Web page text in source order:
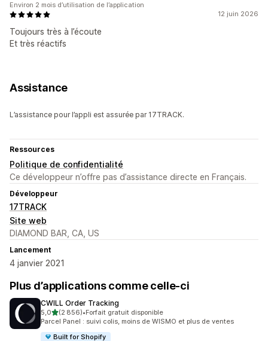
12 juin 2026
Toujours très à l’écoute
Et très réactifs
Environ 2 mois d’utilisation de l’application
Assistance
L’assistance pour l’appli est assurée par 17TRACK.
Ressources
Politique de confidentialité
Ce développeur n’offre pas d’assistance directe en Français.
Développeur
17TRACK
Site web
DIAMOND BAR, CA, US
Lancement
4 janvier 2021
Plus d’applications comme celle-ci
CWILL Order Tracking
5,0étoile(s) sur 5
(2 856)
2856 avis au total
•Forfait gratuit disponible
Parcel Panel : suivi colis, moins de WISMO et plus de ventes
Built for Shopify